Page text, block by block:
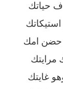
ف حياتك
حضن امك
مرايتك
غايتك